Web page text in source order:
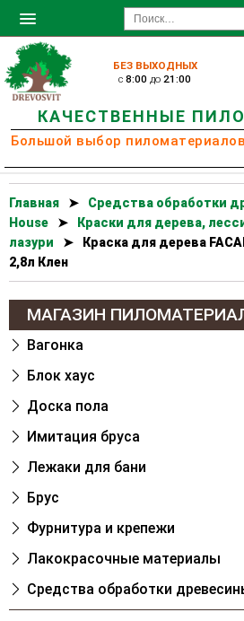
БЕЗ ВЫХОДНЫХ
c8:00 до21:00
КАЧЕСТВЕННЫЕ
Большой выбор
Главная ➤
Cредства обработки
House
➤
Краски для дерева,
лазури
➤
Краска для дерева
2,8л Клен
МАГАЗИН
Вагонка
Блок хаус
Доска пола
Имитация бруса
Лежаки для бани
Брус
Фурнитура и крепежи
Лакокрасочные материалы
Cредства обработки